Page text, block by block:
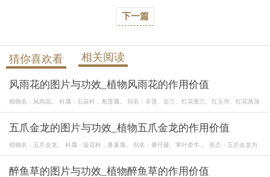
下一篇
猜你喜欢看 相关阅读
风雨花的图片与功效_植物风雨花的作用价值
植物名：风雨花。 科属：石蒜科，葱莲属。 别名：非莲、韭兰、红花葱兰、红玉帘、红花菖蒲
五爪金龙的图片与功效_植物五爪金龙的作用价值
植物名：五爪金龙。 科属：旋花科，番薯属。 别名：番仔藤、掌叶牵牛 。 形态：五爪金龙为
醉鱼草的图片与功效_植物醉鱼草的作用价值